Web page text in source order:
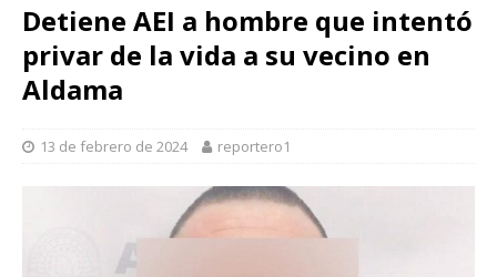
Detiene AEI a hombre que intentó
privar de la vida a su vecino en
Aldama
13 de febrero de 2024 reportero1